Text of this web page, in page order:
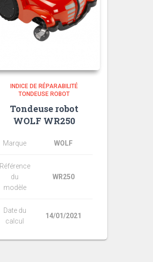
INDICE DE RÉPARABILITÉ
TONDEUSE ROBOT
Tondeuse robot
WOLF WR250
Marque WOLF
Référence
du
modèle
WR250
Date du
calcul
14/01/2021